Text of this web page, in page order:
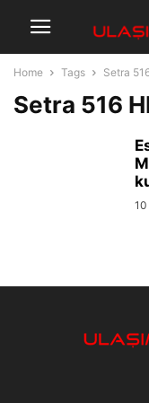
Home Tags Setra
Setra 516
10